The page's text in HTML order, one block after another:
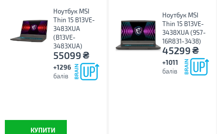
Ноутбук MSI
Thin 15 B13VE-
3483XUA
(B13VE-
3483XUA)
55099₴
+1296
балів
КУПИТИ
Ноутбук MSI
Thin 15 B13VE-
3438XUA (9S7-
16R831-3438)
45299₴
+1011
балів